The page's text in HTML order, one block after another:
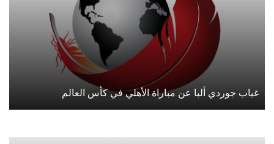
غياب جوردي ألبا عن مباراة الأهلي في كأس العالم